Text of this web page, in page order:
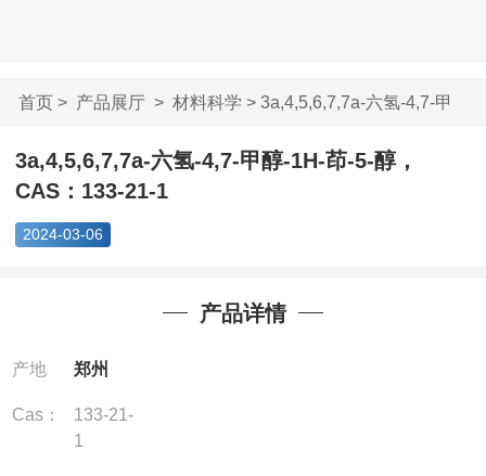
首页> 产品展厅> 材料科学 > 3a,4,5,6,7,7a-六氢-4,7-甲
醇-...
3a,4,5,6,7,7a-六氢-4,7-甲醇-1H-茚-5-醇，
CAS：133-21-1
2024-03-06
产品详情
产地 郑州
Cas：
133-21-
1